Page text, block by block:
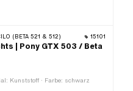
(BETA 521 & 512) 15101
| Pony GTX 503 / Beta
Kunststoff · Farbe: schwarz